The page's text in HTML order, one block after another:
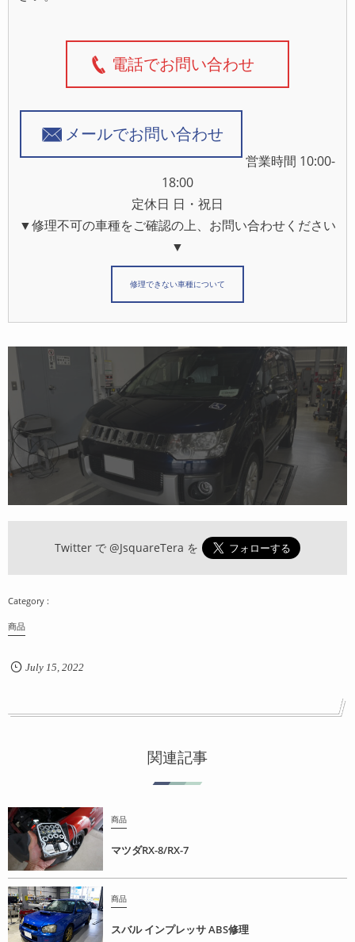
電話でお問い合わせ
メールでお問い合わせ
営業時間 10:00-
18:00
定休日 日・祝日
▼修理不可の車種をご確認の上、お問い合わせください
▼
修理できない車種について
Twitter で @JsquareTera を
商品
July 15, 2022
関連記事
商品
マツダRX-8/RX-7
商品
スバル インプレッサ ABS修理